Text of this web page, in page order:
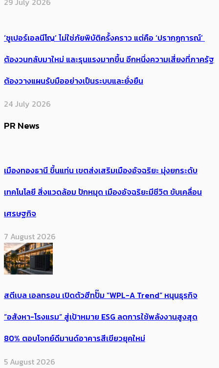
‘ซูเปอร์เอลนีโญ’ ไม่ใช่ภัยพิบัติครั้งคราว แต่คือ ‘ปรากฏการณ์’ ​
ต้อง​วนกลับมาใหม่ และรุนแรงมากขึ้น อีกหนึ่งความเสี่ยงที่ภาครัฐ
ต้องวางแผนรับมืออย่างเป็นระบบและยั่งยืน
24 July 2026
PR News
เมืองทองธานี ขึ้นแท่น เขตส่งเสริมเมืองอัจฉริยะ มุ่งยกระดับ
เทคโนโลยี สิ่งแวดล้อม ปักหมุด เมืองอัจฉริยะมีชีวิต ขับเคลื่อน
เศรษฐกิจ
7 August 2026
สตีเบล เอลทรอน เปิดตัวฮีทปั๊ม “WPL-A Trend” หนุนธุรกิจ
“อสังหา-โรงแรม” สู่เป้าหมาย ESG ลดการใช้พลังงานสูงสุด
80% ตอบโจทย์ดีมานด์อาคารสีเขียวยุคใหม่
5 August 2026